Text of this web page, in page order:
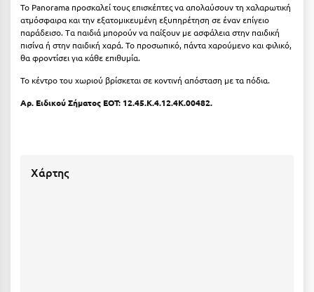
Κάρπαθος
Καρπενήσι
Κάρυστος
Κάσος
Το Panorama προσκαλεί τους επισκέπτες να απολαύσουν τη χαλαρωτική
ατμόσφαιρα και την εξατομικευμένη εξυπηρέτηση σε έναν επίγειο
παράδεισο. Tα παιδιά μπορούν να παίξουν με ασφάλεια στην παιδική
πισίνα ή στην παιδική χαρά. Το προσωπικό, πάντα χαρούμενο και φιλικό,
θα φροντίσει για κάθε επιθυμία.
Το κέντρο του χωριού βρίσκεται σε κοντινή απόσταση με τα πόδια.
Αρ. Ειδικού Σήματος ΕΟΤ: 12.45.K.4.12.4K.00482.
Χάρτης